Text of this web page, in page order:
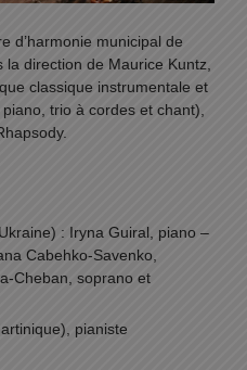
d’harmonie municipal de
la direction de Maurice Kuntz,
classique instrumentale et
trio à cordes et chant),
: Iryna Guiral, piano –
Cabehko-Savenko,
Cheban, soprano et
pianiste